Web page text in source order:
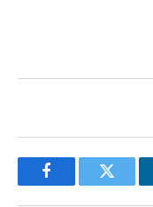
FacebookTwitter